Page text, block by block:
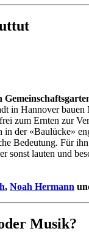
in Hannover bauen
zum Ernten zur
in der «Baulücke»
Bedeutung. Für
sonst lauten und
, Noah Hermann
Musik?